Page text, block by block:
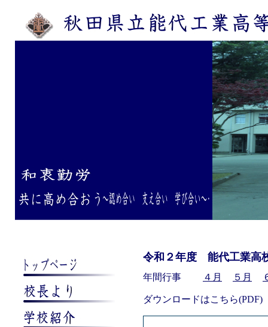
令和２年度 能代工業高
年間行事 ４月 ５月
ダウンロードはこちら(PDF)